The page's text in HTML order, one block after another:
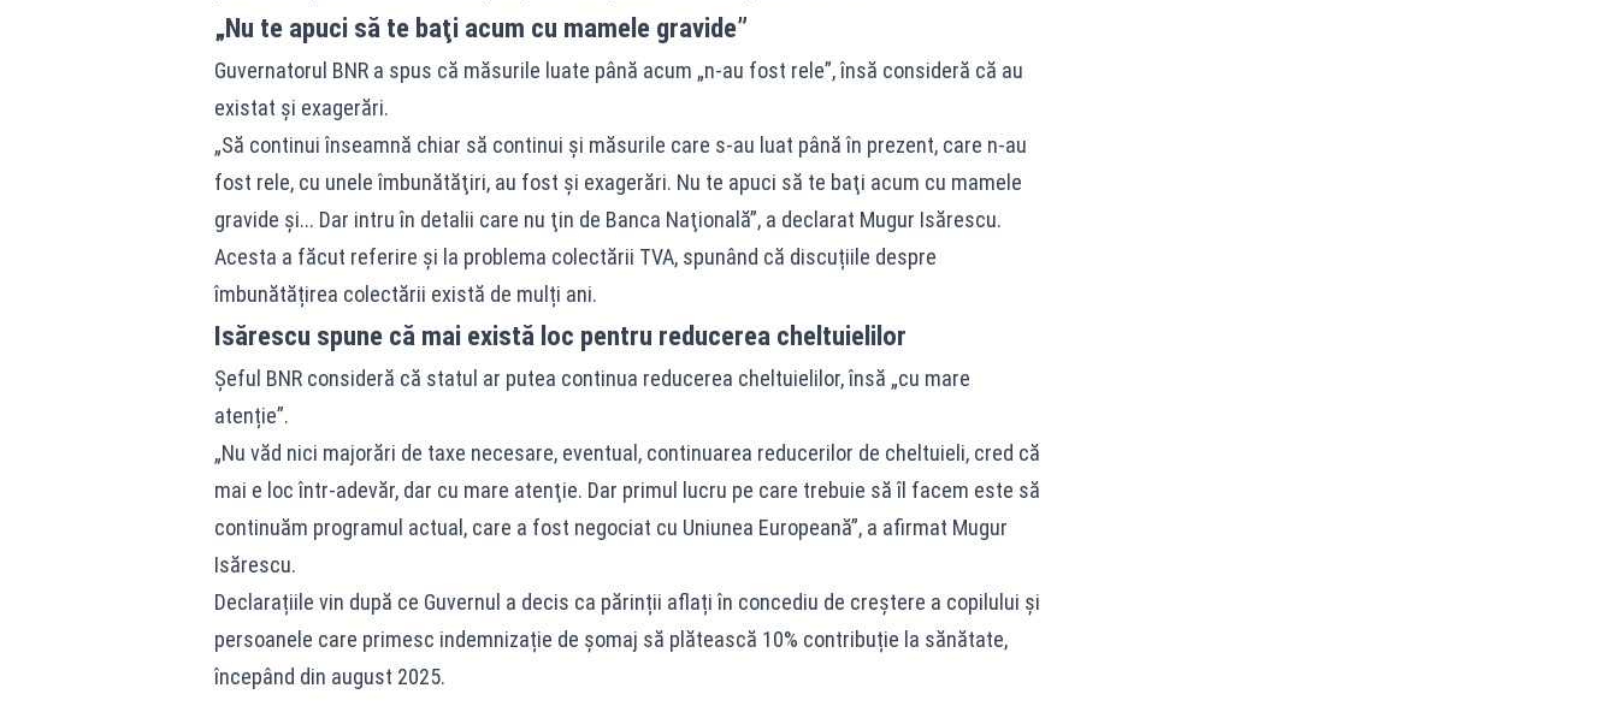
„Nu te apuci să te baţi acum cu mamele gravide”
Guvernatorul BNR a spus că măsurile luate până acum „n-au fost rele”, însă consideră că au
existat și exagerări.
„Să continui înseamnă chiar să continui şi măsurile care s-au luat până în prezent, care n-au
fost rele, cu unele îmbunătăţiri, au fost şi exagerări. Nu te apuci să te baţi acum cu mamele
gravide şi... Dar intru în detalii care nu ţin de Banca Naţională”, a declarat Mugur Isărescu.
Acesta a făcut referire și la problema colectării TVA, spunând că discuțiile despre
îmbunătățirea colectării există de mulți ani.
Isărescu spune că mai există loc pentru reducerea cheltuielilor
Șeful BNR consideră că statul ar putea continua reducerea cheltuielilor, însă „cu mare
atenție”.
„Nu văd nici majorări de taxe necesare, eventual, continuarea reducerilor de cheltuieli, cred că
mai e loc într-adevăr, dar cu mare atenţie. Dar primul lucru pe care trebuie să îl facem este să
continuăm programul actual, care a fost negociat cu Uniunea Europeană”, a afirmat Mugur
Isărescu.
Declarațiile vin după ce Guvernul a decis ca părinții aflați în concediu de creștere a copilului și
persoanele care primesc indemnizație de șomaj să plătească 10% contribuție la sănătate,
începând din august 2025.